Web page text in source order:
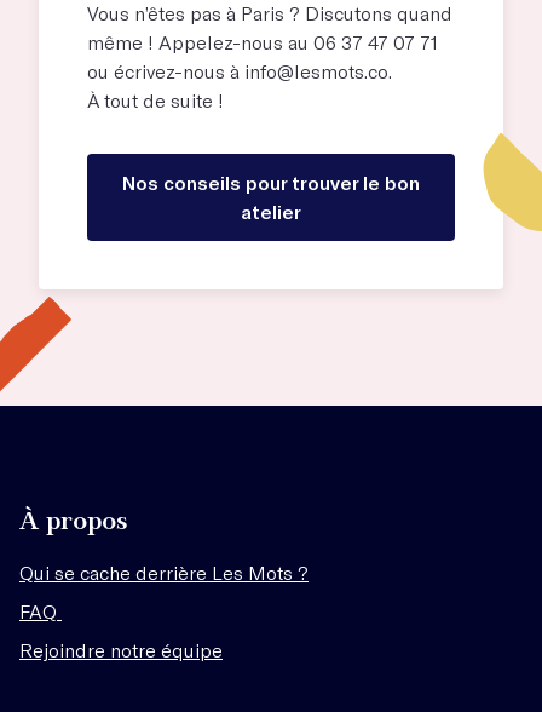
Vous n’êtes pas à Paris ? Discutons quand
même ! Appelez-nous au 06 37 47 07 71
ou écrivez-nous à info@lesmots.co.
À tout de suite !
Nos conseils pour trouver le bon
atelier
À propos
Qui se cache derrière Les Mots ?
FAQ
Rejoindre notre équipe